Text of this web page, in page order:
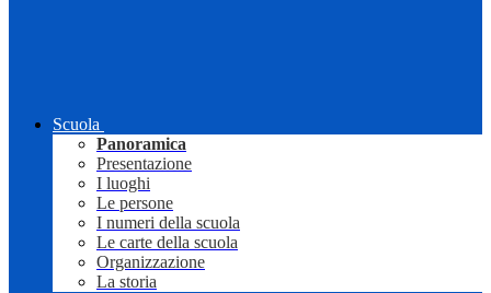
Scuola
Panoramica
Presentazione
I luoghi
Le persone
I numeri della scuola
Le carte della scuola
Organizzazione
La storia